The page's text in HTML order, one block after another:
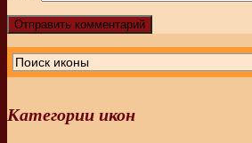
Категории икон